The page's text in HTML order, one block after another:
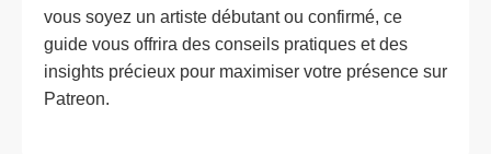
vous soyez un artiste débutant ou confirmé, ce
guide vous offrira des conseils pratiques et des
insights précieux pour maximiser votre présence sur
Patreon.